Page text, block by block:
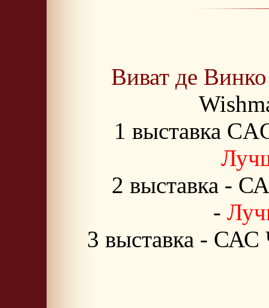
Виват де
1 выставка
2 выставка -
-
3 выставка -